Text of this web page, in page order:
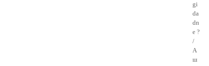
gi
da
dn
e ?
/
А
ш